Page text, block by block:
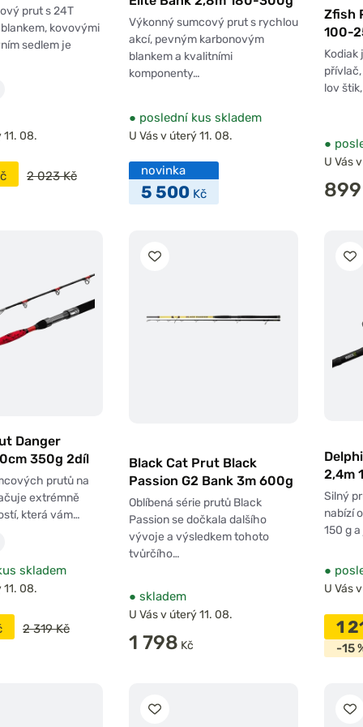
pořádně
než když
proto
Za
platí v
mají blank
200 g.
sumce,
K
vynikající
.
prut s 24T
kovovými
sedlem je
11. 08.
2 023 Kč
Výkonný sumcový prut s rychlou
akcí, pevným karbonovým
blankem a kvalitními
komponenty…
● poslední kus skladem
U Vás v úterý 11. 08.
novinka
5 500 Kč
Zfish
100-
Kodiak
lov
●
U Vás
899
Danger
350g 2díl
prutů na
extrémně
která vám…
skladem
11. 08.
2 319 Kč
Black Cat Prut Black
Passion G2 Bank 3m 600g
Oblíbená série prutů Black
Passion se dočkala dalšího
vývoje a výsledkem tohoto
tvůrčího…
● skladem
U Vás v úterý 11. 08.
1 798 Kč
2,4m
Silný
nabízí
150 g
●
U Vás
1
-15